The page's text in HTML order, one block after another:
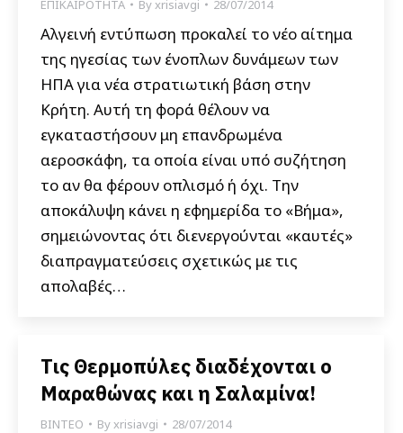
ΕΠΙΚΑΙΡΟΤΗΤΑ Byxrisiavgi 28/07/2014
Αλγεινή εντύπωση προκαλεί το νέο αίτημα
της ηγεσίας των ένοπλων δυνάμεων των
ΗΠΑ για νέα στρατιωτική βάση στην
Κρήτη. Αυτή τη φορά θέλουν να
εγκαταστήσουν μη επανδρωμένα
αεροσκάφη, τα οποία είναι υπό συζήτηση
το αν θα φέρουν οπλισμό ή όχι. Την
αποκάλυψη κάνει η εφημερίδα το «Βήμα»,
σημειώνοντας ότι διενεργούνται «καυτές»
διαπραγματεύσεις σχετικώς με τις
απολαβές…
Τις Θερμοπύλες διαδέχονται ο
Μαραθώνας και η Σαλαμίνα!
ΒΙΝΤΕΟ Byxrisiavgi 28/07/2014